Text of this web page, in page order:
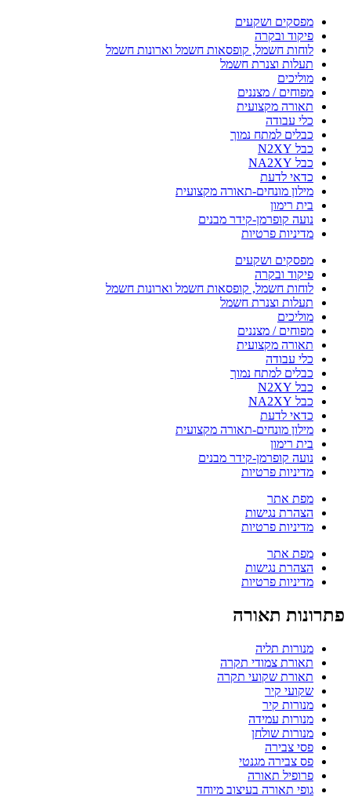
מפסקים ושקעים
פיקוד ובקרה
לוחות חשמל, קופסאות חשמל וארונות חשמל
תעלות וצנרת חשמל
מוליכים
מפוחים / מצננים
תאורה מקצועית
כלי עבודה
כבלים למתח נמוך
כבל N2XY
כבל NA2XY
כדאי לדעת
מילון מונחים-תאורה מקצועית
בית רימון
נועה קופרמן-קידר מבנים
מדיניות פרטיות
מפסקים ושקעים
פיקוד ובקרה
לוחות חשמל, קופסאות חשמל וארונות חשמל
תעלות וצנרת חשמל
מוליכים
מפוחים / מצננים
תאורה מקצועית
כלי עבודה
כבלים למתח נמוך
כבל N2XY
כבל NA2XY
כדאי לדעת
מילון מונחים-תאורה מקצועית
בית רימון
נועה קופרמן-קידר מבנים
מדיניות פרטיות
מפת אתר
הצהרת נגישות
מדיניות פרטיות
מפת אתר
הצהרת נגישות
מדיניות פרטיות
פתרונות תאורה
מנורות תליה
תאורת צמודי תקרה
תאורת שקועי תקרה
שקועי קיר
מנורות קיר
מנורות עמידה
מנורות שולחן
פסי צבירה
פס צבירה מגנטי
פרופיל תאורה
גופי תאורה בעיצוב מיוחד